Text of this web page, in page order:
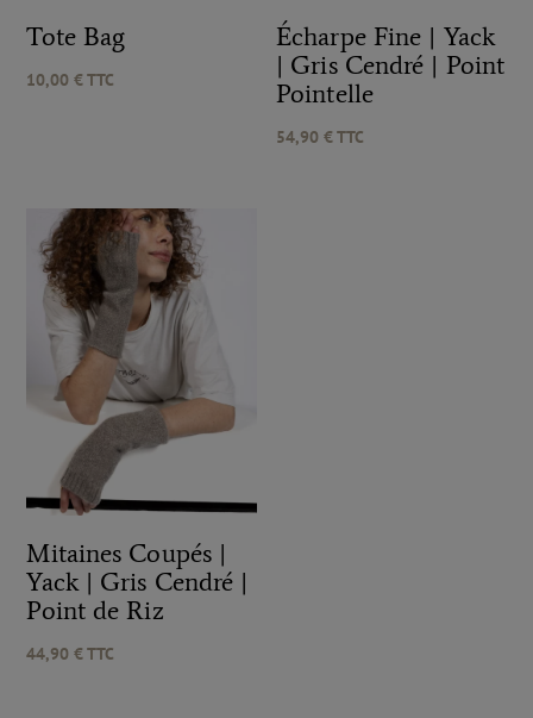
Tote Bag
10,00€TTC
Écharpe Fine | Yack
| Gris Cendré | Point
Pointelle
54,90€TTC
Mitaines Coupés |
Yack | Gris Cendré |
Point de Riz
44,90€TTC